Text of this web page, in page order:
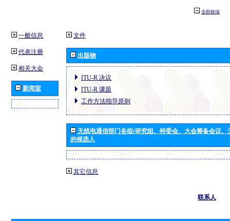
全部收缩
一般信息
代表注册
相关大会
新闻室
文件
出版物
ITU-R 决议
ITU-R 课题
工作方法指导原则
无线电通信部门各组(研究组、特委会、大会筹备会议
的候选人
其它信息
联系人